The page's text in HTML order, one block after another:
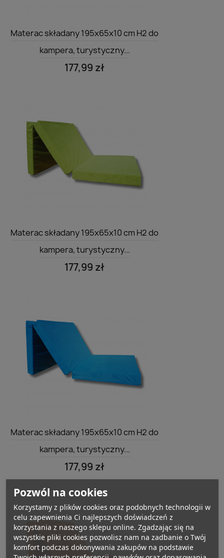
 Szybki podgląd
Materac składany 195x65x10 cm H2 do
kampera, turystyczny...
177,99 zł
 Szybki podgląd
Materac składany 195x65x10 cm H2 do
kampera, turystyczny...
177,99 zł
 Szybki podgląd
Materac składany 195x65x10 cm H2 do
kampera, turystyczny...
177,99 zł
Pozwól na cookies
Korzystamy z plików cookies oraz podobnych technologii w
celu zapewnienia Ci najlepszych doświadczeń z
korzystania z naszego sklepu online. Zgadzając się na
wszystkie pliki cookies pozwolisz nam na zadbanie o Twój
komfort podczas dokonywania zakupów na podstawie